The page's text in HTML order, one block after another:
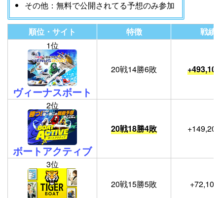
その他：無料で公開されてる予想のみ参加
順位・サイト 特徴
戦績
1位
ヴィーナスボート
20戦14勝6敗
2位
ボートアクティブ
20戦18勝4敗
3位
20戦15勝5敗 +72,100